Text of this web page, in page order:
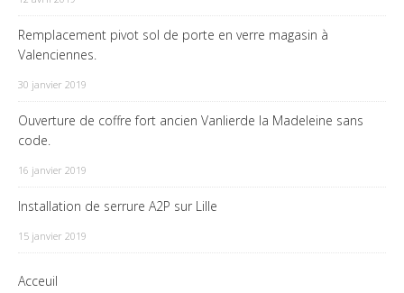
Remplacement pivot sol de porte en verre magasin à
Valenciennes.
30 janvier 2019
Ouverture de coffre fort ancien Vanlierde la Madeleine sans
code.
16 janvier 2019
Installation de serrure A2P sur Lille
15 janvier 2019
Acceuil